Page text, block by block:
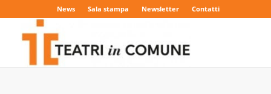
News Sala stampa Newsletter Contatti